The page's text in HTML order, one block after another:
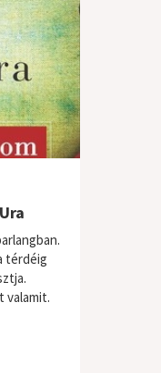
térdéig
valamit.